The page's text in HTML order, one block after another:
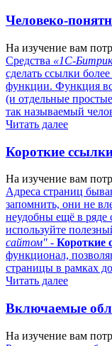
Человеко-
На изучение вам
Средства «1С-
сделать ссылки
функции. Функция
(и отдельные
так называемый
Читать далее
Короткие
На изучение вам
Адреса страниц
запомнить, они не
неудобны ещё в ряде
используйте
сайтом" - Короткие
функционал,
страницы в рамках
Читать далее
Включаемые
На изучение вам